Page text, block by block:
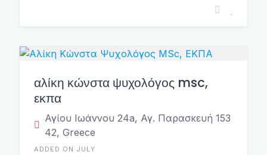
αλίκη κώνστα ψυχολόγος msc,
εκπα
Αγίου Ιωάννου 24a, Αγ. Παρασκευή 153
42, Greece
ADDED ON JULY